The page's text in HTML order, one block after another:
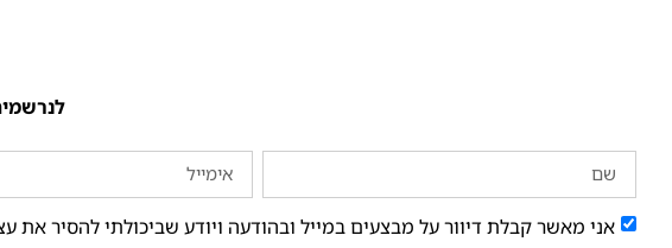
לנרשמים חדשים
אני מאשר קבלת דיוור על מבצעים במייל ובהודעה ויודע שביכולתי להסיר את